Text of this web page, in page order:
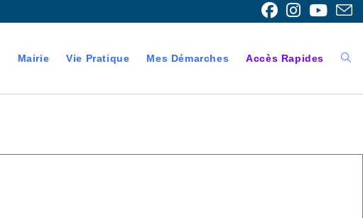
Mairie Vie Pratique Mes Démarches Accès Rapides